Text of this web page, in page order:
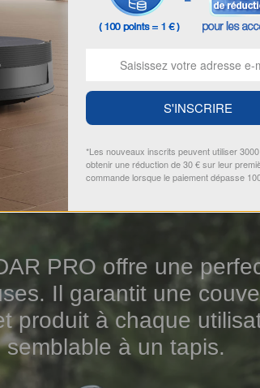
PRO offre une
Il garantit une
produit à chaque
semblable à un tapis.
S'INSCRIRE
*Les nouveaux inscrits peuvent utiliser
obtenir une réduction de 30 € sur leur
commande lorsque le paiement dépasse